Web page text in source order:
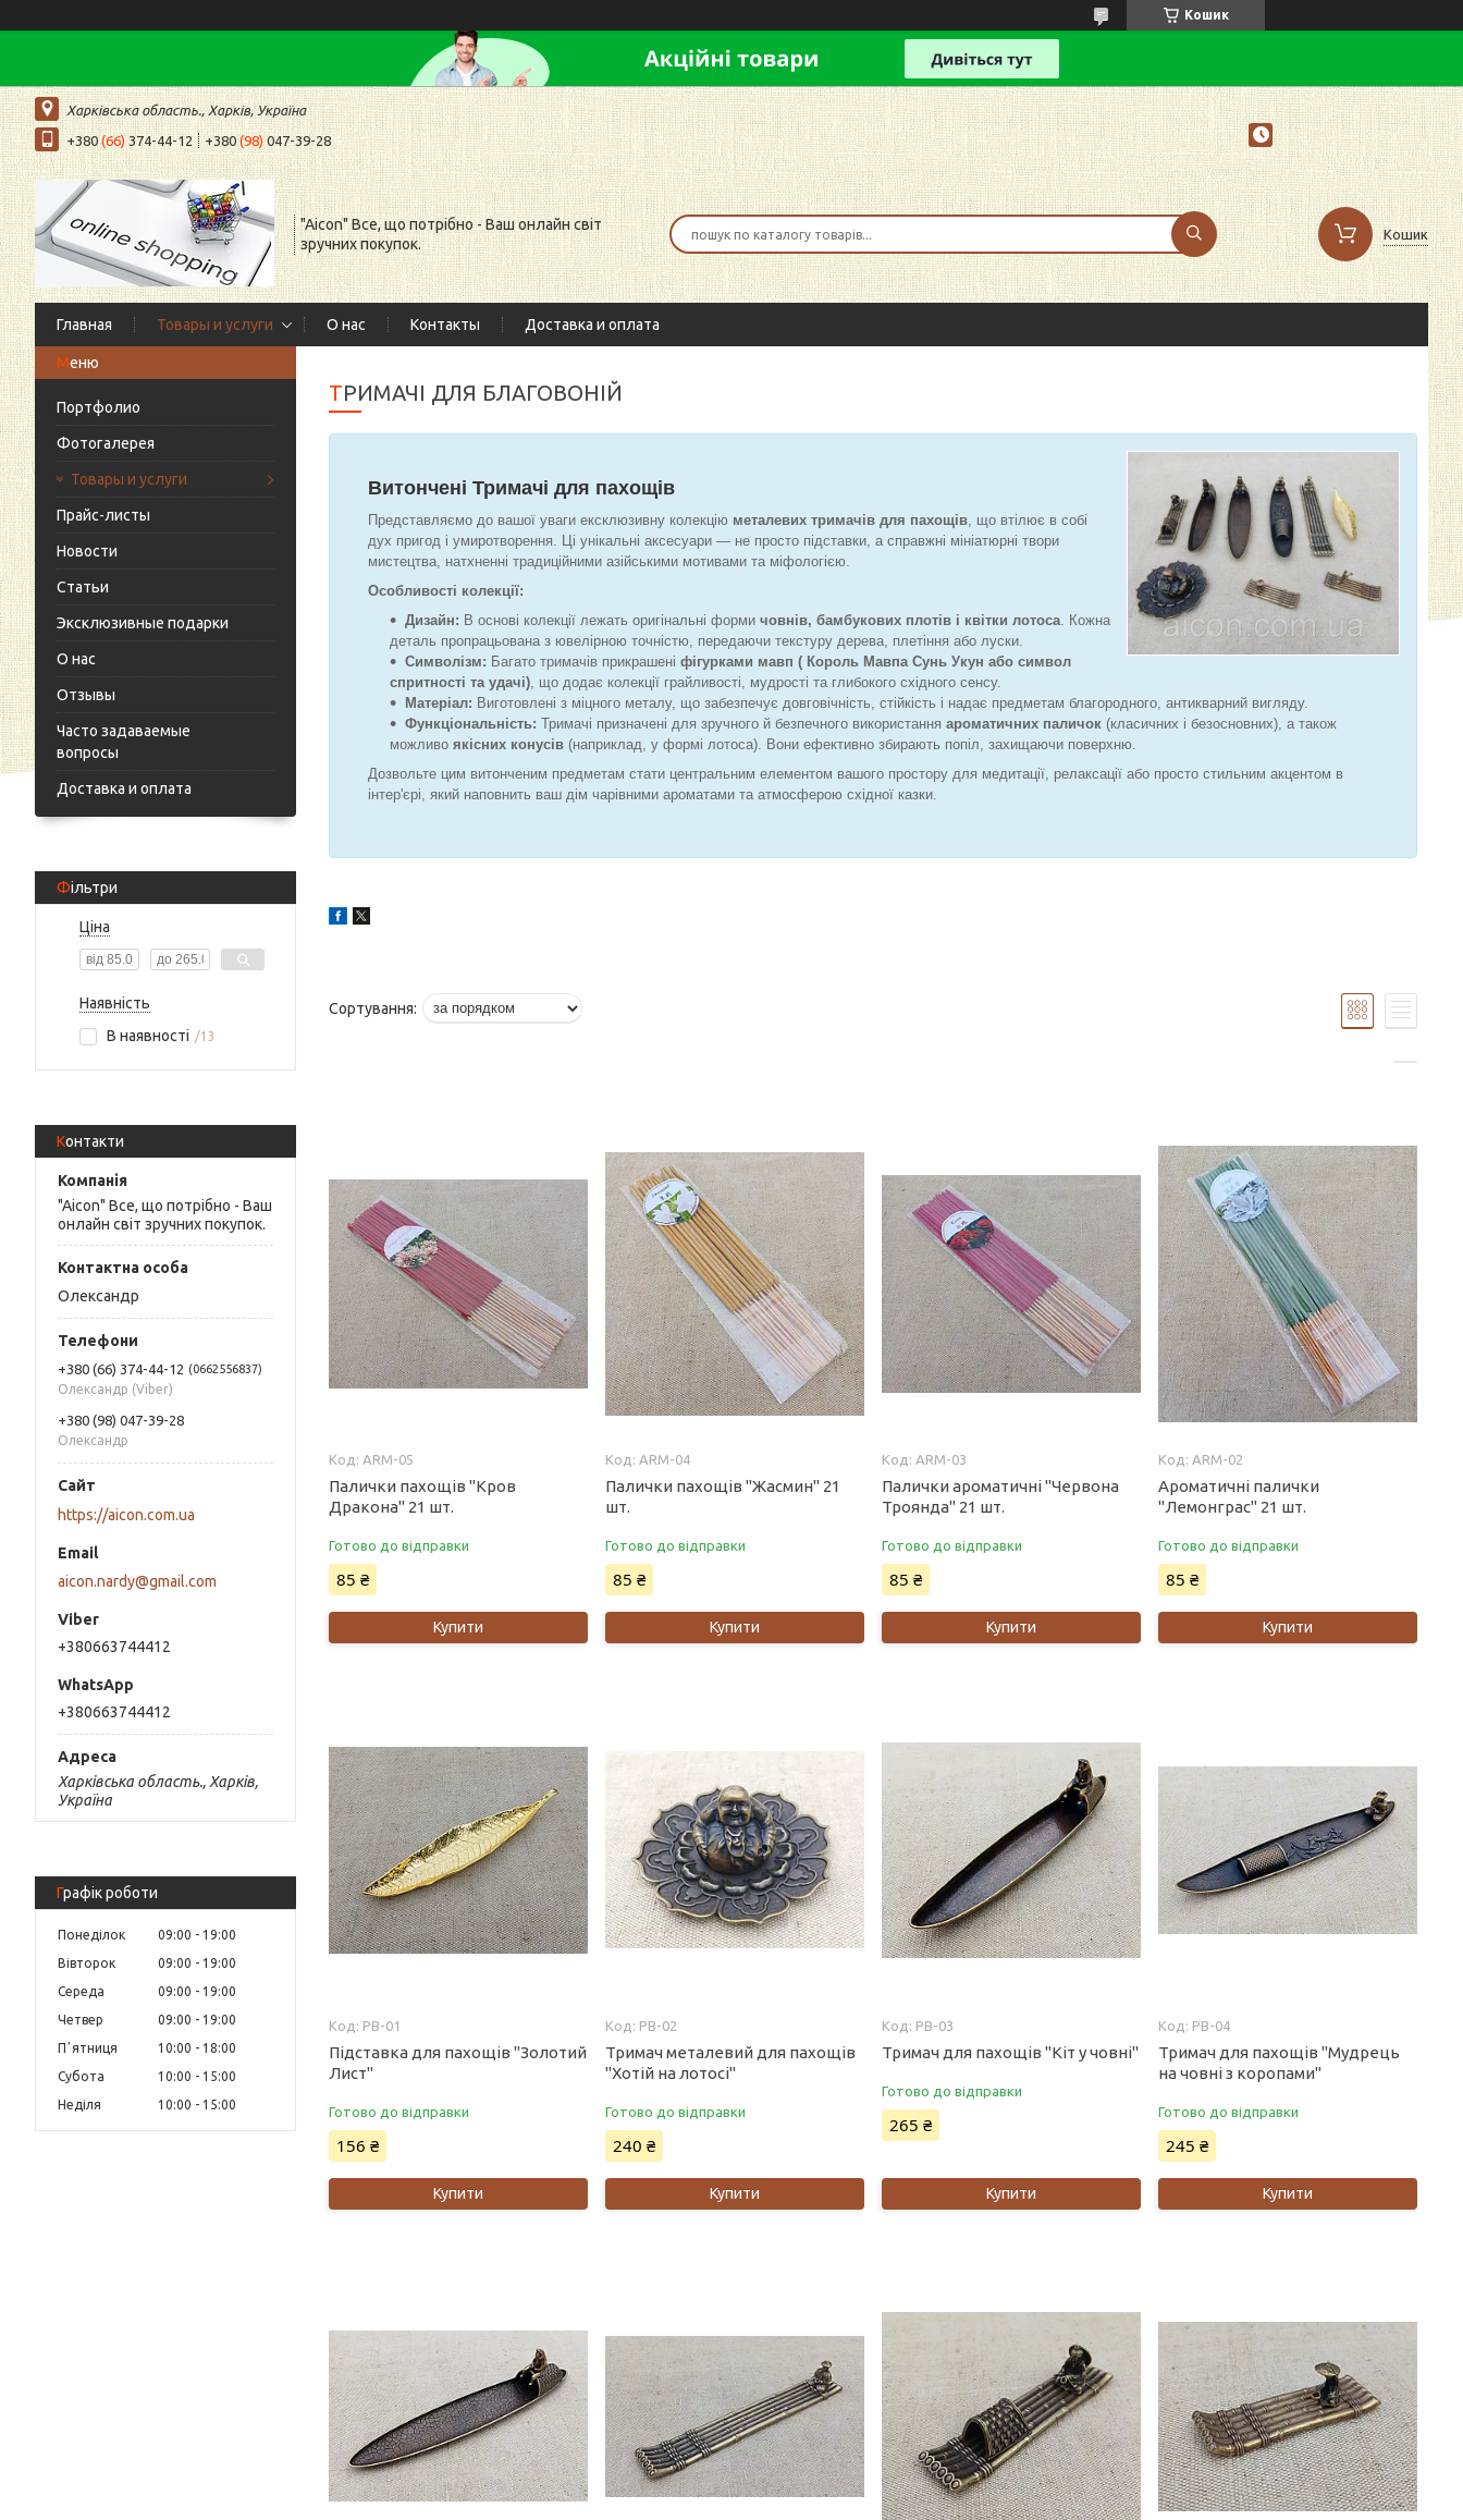
Кошик
Харківська область., Харків, Україна
+380 (66) 374-44-12 +380(98)047-39-28
"Aicon" Все, що потрібно - Ваш онлайн світ
зручних покупок.
Кошик
Главная Товары и услуги О нас Контакты Доставка и оплата
Портфолио
Фотогалерея
Товары и услуги
Прайс-листы
Новости
Статьи
Эксклюзивные подарки
О нас
Отзывы
Часто задаваемые
вопросы
Доставка и оплата
Фільтри
Ціна
Наявність
В наявності
13
Контакти
"Aicon" Все, що потрібно - Ваш
онлайн світ зручних покупок.
Олександр
+380 (66) 374-44-12 0662556837
Олександр (Viber)
+380 (98) 047-39-28
Олександр
https://aicon.com.ua
aicon.nardy@gmail.com
+380663744412
+380663744412
Харківська область., Харків,
Україна
Графік роботи
Понеділок 09:00
19:00
Вівторок
09:00
19:00
Середа
09:00
19:00
Четвер
09:00
19:00
Пʼятниця
10:00
18:00
Субота
10:00
15:00
Неділя
10:00 15:00
ТРИМАЧІ ДЛЯ БЛАГОВОНІЙ
Витончені Тримачі для пахощів
Представляємо до вашої уваги ексклюзивну колекцію металевих тримачів для пахощів, що втілює в собі
дух пригод і умиротворення. Ці унікальні аксесуари — не просто підставки, а справжні мініатюрні твори
мистецтва, натхненні традиційними азійськими мотивами та міфологією.
Особливості колекції:
Дизайн: В основі колекції лежать оригінальні форми човнів, бамбукових плотів і квітки лотоса. Кожна
деталь пропрацьована з ювелірною точністю, передаючи текстуру дерева, плетіння або луски.
Символізм: Багато тримачів прикрашені фігурками мавп ( Король Мавпа Сунь Укун або символ
спритності та удачі), що додає колекції грайливості, мудрості та глибокого східного сенсу.
Матеріал: Виготовлені з міцного металу, що забезпечує довговічність, стійкість і надає предметам благородного, антикварний вигляду.
Функціональність: Тримачі призначені для зручного й безпечного використання ароматичних паличок (класичних і безосновних), а також
можливо якісних конусів (наприклад, у формі лотоса). Вони ефективно збирають попіл, захищаючи поверхню.
Дозвольте цим витонченим предметам стати центральним елементом вашого простору для медитації, релаксації або просто стильним акцентом в
інтер'єрі, який наповнить ваш дім чарівними ароматами та атмосферою східної казки.
ARM-05
Палички пахощів "Кров
Дракона" 21 шт.
Готово до відправки
85 ₴
Купити
ARM-04
Палички пахощів "Жасмин" 21
шт.
Готово до відправки
85 ₴
Купити
ARM-03
Палички ароматичні "Червона
Троянда" 21 шт.
Готово до відправки
85 ₴
Купити
ARM-02
Ароматичні палички
"Лемонграс" 21 шт.
Готово до відправки
85 ₴
Купити
PB-01
Підставка для пахощів "Золотий
Лист"
Готово до відправки
156 ₴
Купити
PB-02
Тримач металевий для пахощів
"Хотій на лотосі"
Готово до відправки
240 ₴
Купити
PB-03
Тримач для пахощів "Кіт у човні"
Готово до відправки
265 ₴
Купити
PB-04
Тримач для пахощів "Мудрець
на човні з коропами"
Готово до відправки
245 ₴
Купити